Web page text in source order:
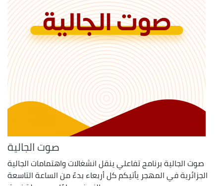
صوت الجالية
صوت الجالية برنامج تفاعلي ينقل انشغالات واهتمامات الجالية
الجزائرية في المهجر يأتيكم كل أربعاء بدءً من الساعة التاسعة